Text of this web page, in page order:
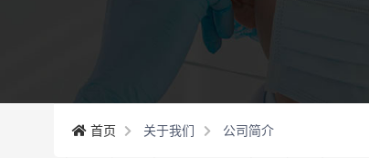
首页 关于我们 公司简介